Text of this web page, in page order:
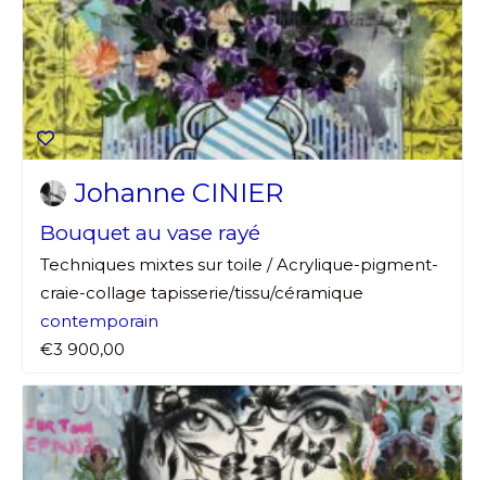
Johanne CINIER
Bouquet au vase rayé
Techniques mixtes sur toile / Acrylique-pigment-
craie-collage tapisserie/tissu/céramique
contemporain
€3 900,00